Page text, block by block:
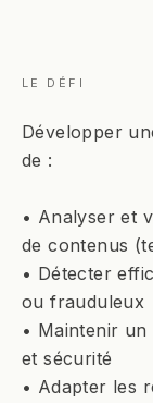
LE DÉFI
Développer
de :
• Analyser et
de contenus
• Détecter
ou frauduleux
• Maintenir
et sécurité
• Adapter les